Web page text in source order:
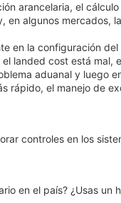
arancelaria, el
en algunos mercados,
en la configuración
landed cost está mal,
aduanal y luego
rápido, el manejo de
controles en los
en el país? ¿Usas un